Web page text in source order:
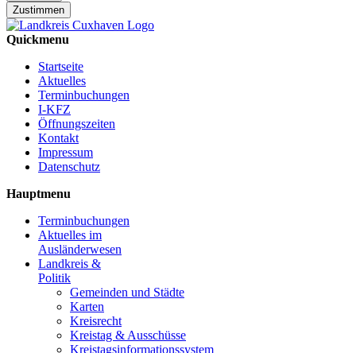
Zustimmen
Quickmenu
Startseite
Aktuelles
Terminbuchungen
I-KFZ
Öffnungszeiten
Kontakt
Impressum
Datenschutz
Hauptmenu
Terminbuchungen
Aktuelles im
Ausländerwesen
Landkreis &
Politik
Gemeinden und Städte
Karten
Kreisrecht
Kreistag & Ausschüsse
Kreistagsinformationssystem